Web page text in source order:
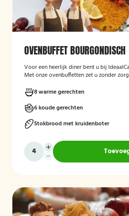
OVENBUFFET BOURGONDISCH
Voor een heerlijk diner bent u bij
Met onze ovenbuffetten zet u zonder
personen is een ovenbuffet Ideaal!
8 warme gerechten
6 koude gerechten
Stokbrood met kruidenboter